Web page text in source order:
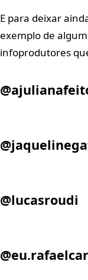
E para deixar
exemplo de
infoprodutores
@lucasroudi